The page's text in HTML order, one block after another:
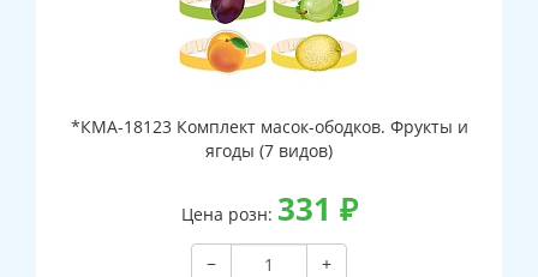
*КМА-18123 Комплект масок-ободков. Фрукты и
ягоды (7 видов)
Цена розн: 331 ₽
−
+